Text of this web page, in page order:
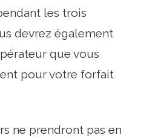
les trois
devrez également
que vous
pour votre forfait
ne prendront pas en